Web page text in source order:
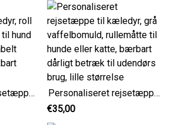
Personaliseret rejsetæppe til kæledyr, roll up mat skotsk stof til hund eller kat, transportabelt sengebetræk, vaskbart stof, str. S
Personaliseret rejsetæppe til kæledyr, grå vaffelbomuld, rullemåtte til hunde eller katte, bærbart dårligt betræk til udendørs brug, lille størrelse
€35,00